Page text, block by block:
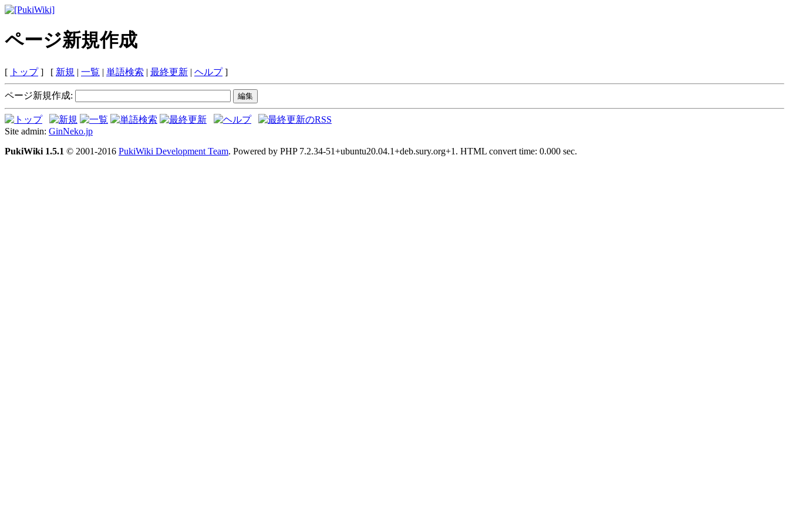
ページ新規作成
[ トップ] [ 新規 | 一覧 | 単語検索 | 最終更新 | ヘルプ]
ページ新規作成:
Site admin: GinNeko.jp
PukiWiki 1.5.1 © 2001-2016 PukiWiki Development Team. Powered by PHP 7.2.34-51+ubuntu20.04.1+deb.sury.org+1. HTML convert time: 0.000 sec.